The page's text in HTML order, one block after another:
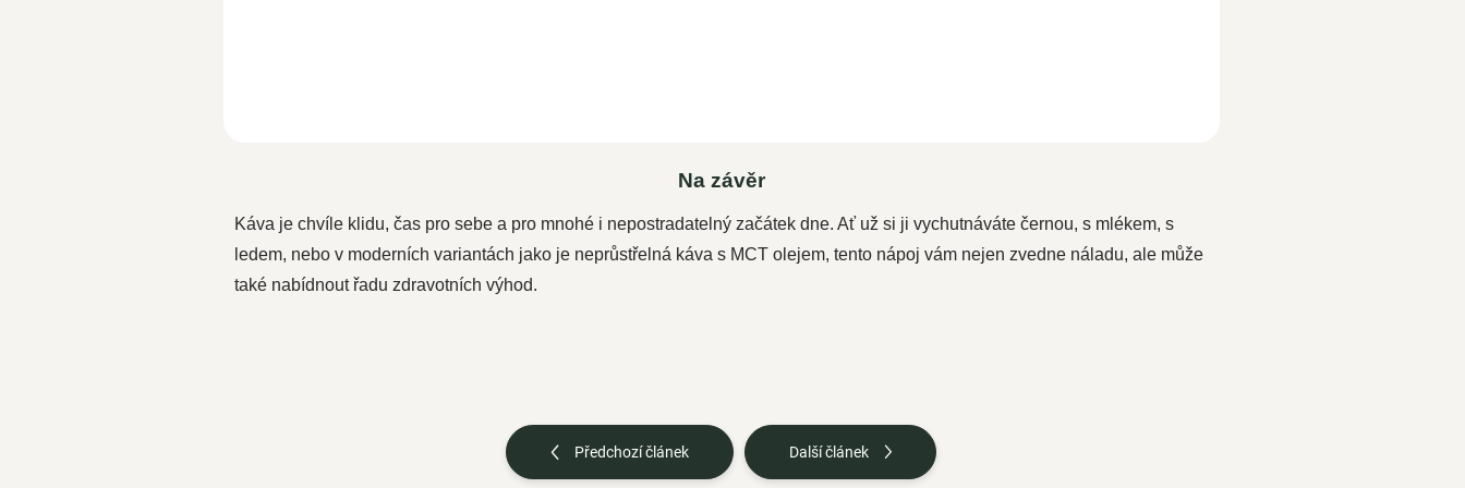
Na závěr
Káva je chvíle klidu, čas pro sebe a pro mnohé i nepostradatelný začátek dne. Ať už si ji vychutnáváte černou, s mlékem, s
ledem, nebo v moderních variantách jako je neprůstřelná káva s MCT olejem, tento nápoj vám nejen zvedne náladu, ale může
také nabídnout řadu zdravotních výhod.
Předchozí článek Další článek